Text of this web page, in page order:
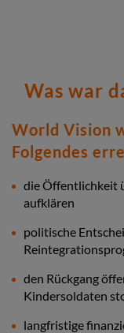
Was war
World Vision
Folgendes
die Öffentlichkeit
aufklären
politische
den Rückgang
Kindersoldaten
langfristige